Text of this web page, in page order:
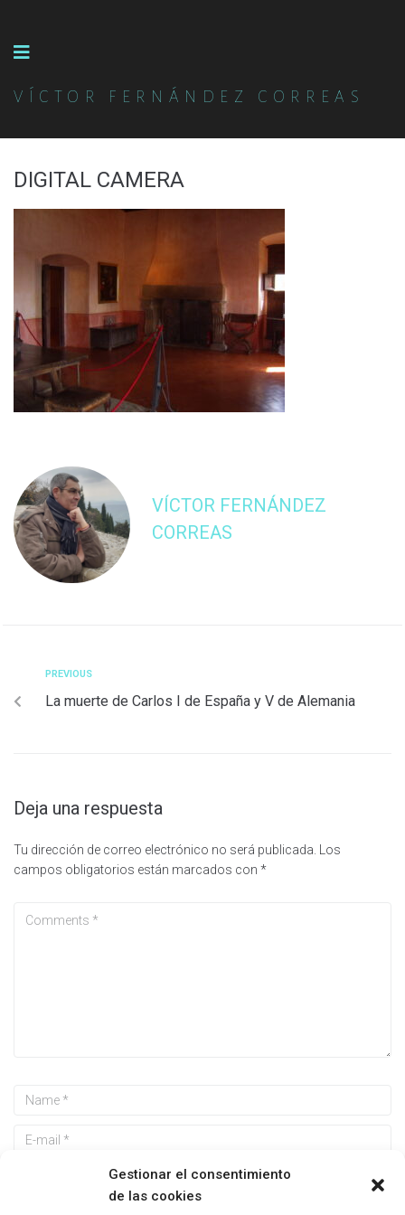
Gestionar el consentimiento
de las cookies
VÍCTOR FERNÁNDEZ CORREAS
DIGITAL CAMERA
VÍCTOR FERNÁNDEZ
CORREAS
PREVIOUS
La muerte de Carlos I de España y V de Alemania
Deja una respuesta
Tu dirección de correo electrónico no será publicada.
Los
campos obligatorios están marcados con *